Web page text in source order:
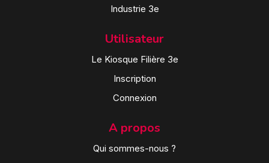
Industrie 3e
Utilisateur
Le Kiosque Filière 3e
Inscription
Connexion
A propos
Qui sommes-nous ?